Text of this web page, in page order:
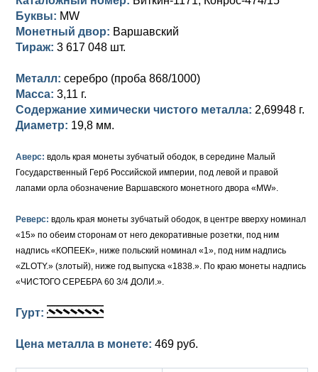
Памятные и донативные
Для Грузии
Русско-Польские
Памятные и донативные
Медь
Для Грузии
Серебро
Медь
Золото
Серебро
Сибирские монеты
Для Молдавии и Валахии
Петр III (1762)
Елизавета I (1741-1762)
Серебро
Медь
Анна Иоанновна (1730-1740)
Петр II (1727-1730)
Екатерина I (1725-1727)
Петр I (1682-1725)
Серебро
Медь
Буквы: MW
Монетный двор: Варшавский
Тираж: 3 617 048 шт.
Металл: серебро (проба 868/1000)
Масса: 3,11 г.
Содержание химически чистого металла: 2,69948 г.
Диаметр: 19,8 мм.
Аверс: вдоль края монеты зубчатый ободок, в середине Малый
Государственный Герб Российской империи, под левой и правой
лапами орла обозначение Варшавского монетного двора «MW».
Реверс: вдоль края монеты зубчатый ободок, в центре вверху номинал
«15» по обеим сторонам от него декоративные розетки, под ним
надпись «КОПЕЕК», ниже польский номинал «1», под ним надпись
«ZLOTY.» (злотый), ниже год выпуска «1838.». По краю монеты надпись
«ЧИСТОГО СЕРЕБРА 60 3/4 ДОЛИ.».
Гурт:
Цена металла в монете: 469 руб.